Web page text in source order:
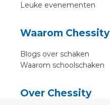
Leuke evenementen
Waarom Chessity
Blogs over schaken
Waarom schoolschaken
Over Chessity